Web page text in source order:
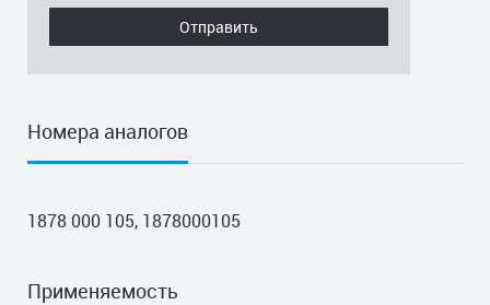
Отправить
Номера аналогов
1878 000 105, 1878000105
Применяемость